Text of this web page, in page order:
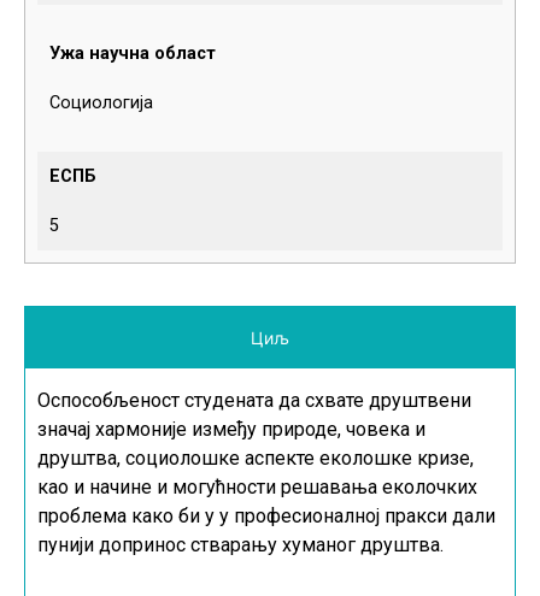
Ужа научна област
Социологија
ЕСПБ
5
Циљ
Оспособљеност студената да схвате друштвени
значај хармоније између природе, човека и
друштва, социолошке аспекте еколошке кризе,
као и начине и могућности решавања еколочких
проблема како би у у професионалној пракси дали
пунији допринос стварању хуманог друштва.